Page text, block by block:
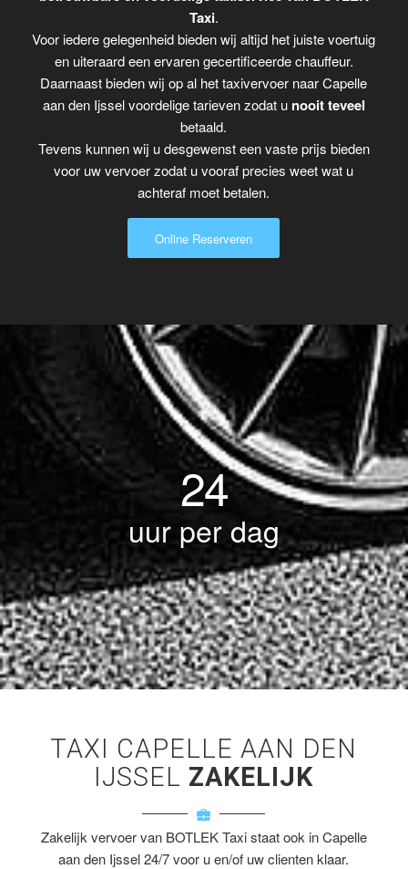
Taxi.
Voor iedere gelegenheid bieden wij altijd het juiste voertuig
en uiteraard een ervaren gecertificeerde chauffeur.
Daarnaast bieden wij op al het taxivervoer naar Capelle
aan den Ijssel voordelige tarieven zodat u nooit teveel
betaald.
Tevens kunnen wij u desgewenst een vaste prijs bieden
voor uw vervoer zodat u vooraf precies weet wat u
achteraf moet betalen.
Online Reserveren
24
uur per dag
TAXI CAPELLE AAN DEN
IJSSEL ZAKELIJK
Zakelijk vervoer van BOTLEK Taxi staat ook in Capelle
aan den Ijssel 24/7 voor u en/of uw clienten klaar.